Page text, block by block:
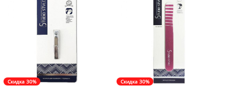
Скидка 30% Скидка 30%